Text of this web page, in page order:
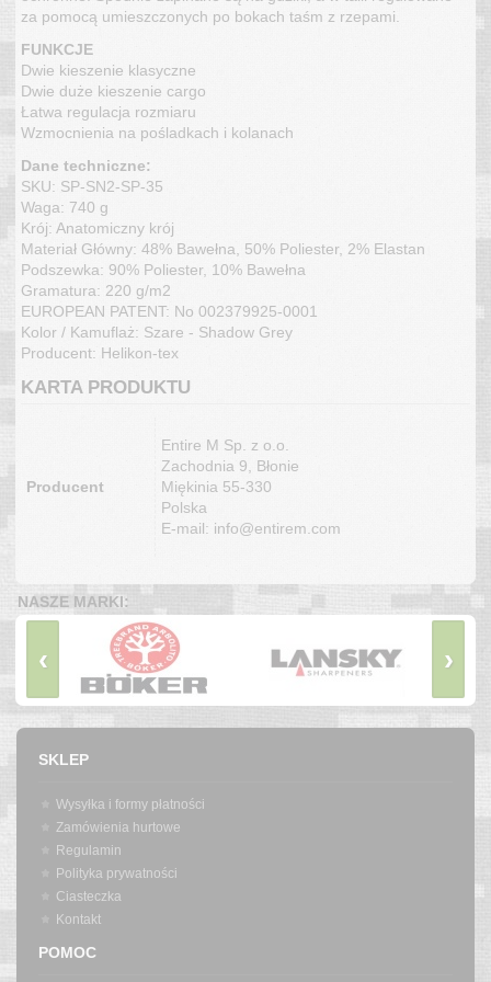
za pomocą umieszczonych po bokach taśm z rzepami.
FUNKCJE
Dwie kieszenie klasyczne
Dwie duże kieszenie cargo
Łatwa regulacja rozmiaru
Wzmocnienia na pośladkach i kolanach
Dane techniczne:
SKU: SP-SN2-SP-35
Waga: 740 g
Krój: Anatomiczny krój
Materiał Główny: 48% Bawełna, 50% Poliester, 2% Elastan
Podszewka: 90% Poliester, 10% Bawełna
Gramatura: 220 g/m2
EUROPEAN PATENT: No 002379925-0001
Kolor / Kamuflaż: Szare - Shadow Grey
Producent: Helikon-tex
KARTA PRODUKTU
Producent
Entire M Sp. z o.o.
Zachodnia 9, Błonie
Miękinia 55-330
Polska
E-mail: info@entirem.com
NASZE MARKI:
‹ ›
SKLEP
Wysyłka i formy płatności
Zamówienia hurtowe
Regulamin
Polityka prywatności
Ciasteczka
Kontakt
POMOC